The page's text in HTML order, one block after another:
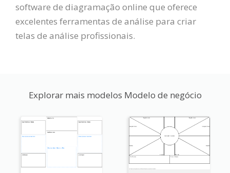
software de diagramação online que oferece
excelentes ferramentas de análise para criar
telas de análise profissionais.
Explorar mais modelos Modelo de negócio